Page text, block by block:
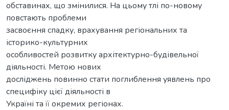
обставинах, що змінилися. На цьому тлі по-новому
повстають проблеми
засвоєння спадку, врахування регіональних та
історико-культурних
особливостей розвитку архітектурно-будівельної
діяльності. Метою нових
досліджень повинно стати поглиблення уявлень про
специфіку цієї діяльності в
Україні та її окремих регіонах.